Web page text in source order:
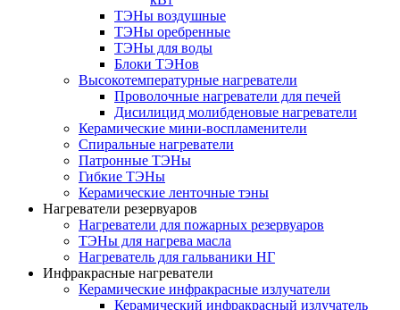
ТЭНы воздушные
ТЭНы оребренные
ТЭНы для воды
Блоки ТЭНов
Высокотемпературные нагреватели
Проволочные нагреватели для печей
Дисилицид молибденовые нагреватели
Керамические мини-воспламенители
Спиральные нагреватели
Патронные ТЭНы
Гибкие ТЭНы
Керамические ленточные тэны
Нагреватели резервуаров
Нагреватели для пожарных резервуаров
ТЭНы для нагрева масла
Нагреватель для гальваники НГ
Инфракрасные нагреватели
Керамические инфракрасные излучатели
Керамический инфракрасный излучатель